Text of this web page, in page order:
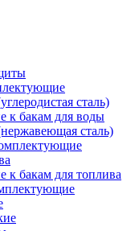
сталь)
к бакам для воды
сталь)
бакам для топлива